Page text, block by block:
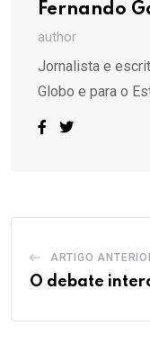
Fernando
author
Jornalista e
Globo e para o
ARTIGO
O debate